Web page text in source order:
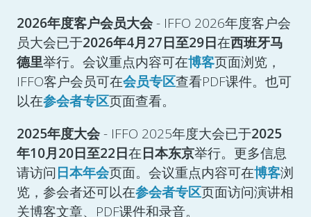
2026年度客户会员大会- IFFO 2026年度客户会
员大会已于2026年4月27日至29日在西班牙马
德里举行。会议重点内容可在博客页面浏览，
IFFO客户会员可在会员专区查看PDF课件。也可
以在参会者专区页面查看。
2025年度大会- IFFO 2025年度大会已于2025
年10月20日至22日在日本东京举行。更多信息
请访问日本年会页面。会议重点内容可在博客浏
览，参会者还可以在参会者专区页面访问演讲相
关博客文章、PDF课件和录音。